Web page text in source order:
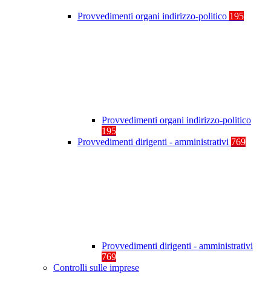
Provvedimenti organi indirizzo-politico 195
Provvedimenti organi indirizzo-politico
195
Provvedimenti dirigenti - amministrativi 769
Provvedimenti dirigenti - amministrativi
769
Controlli sulle imprese